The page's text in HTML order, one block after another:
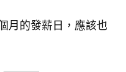
月的發薪日，應該也